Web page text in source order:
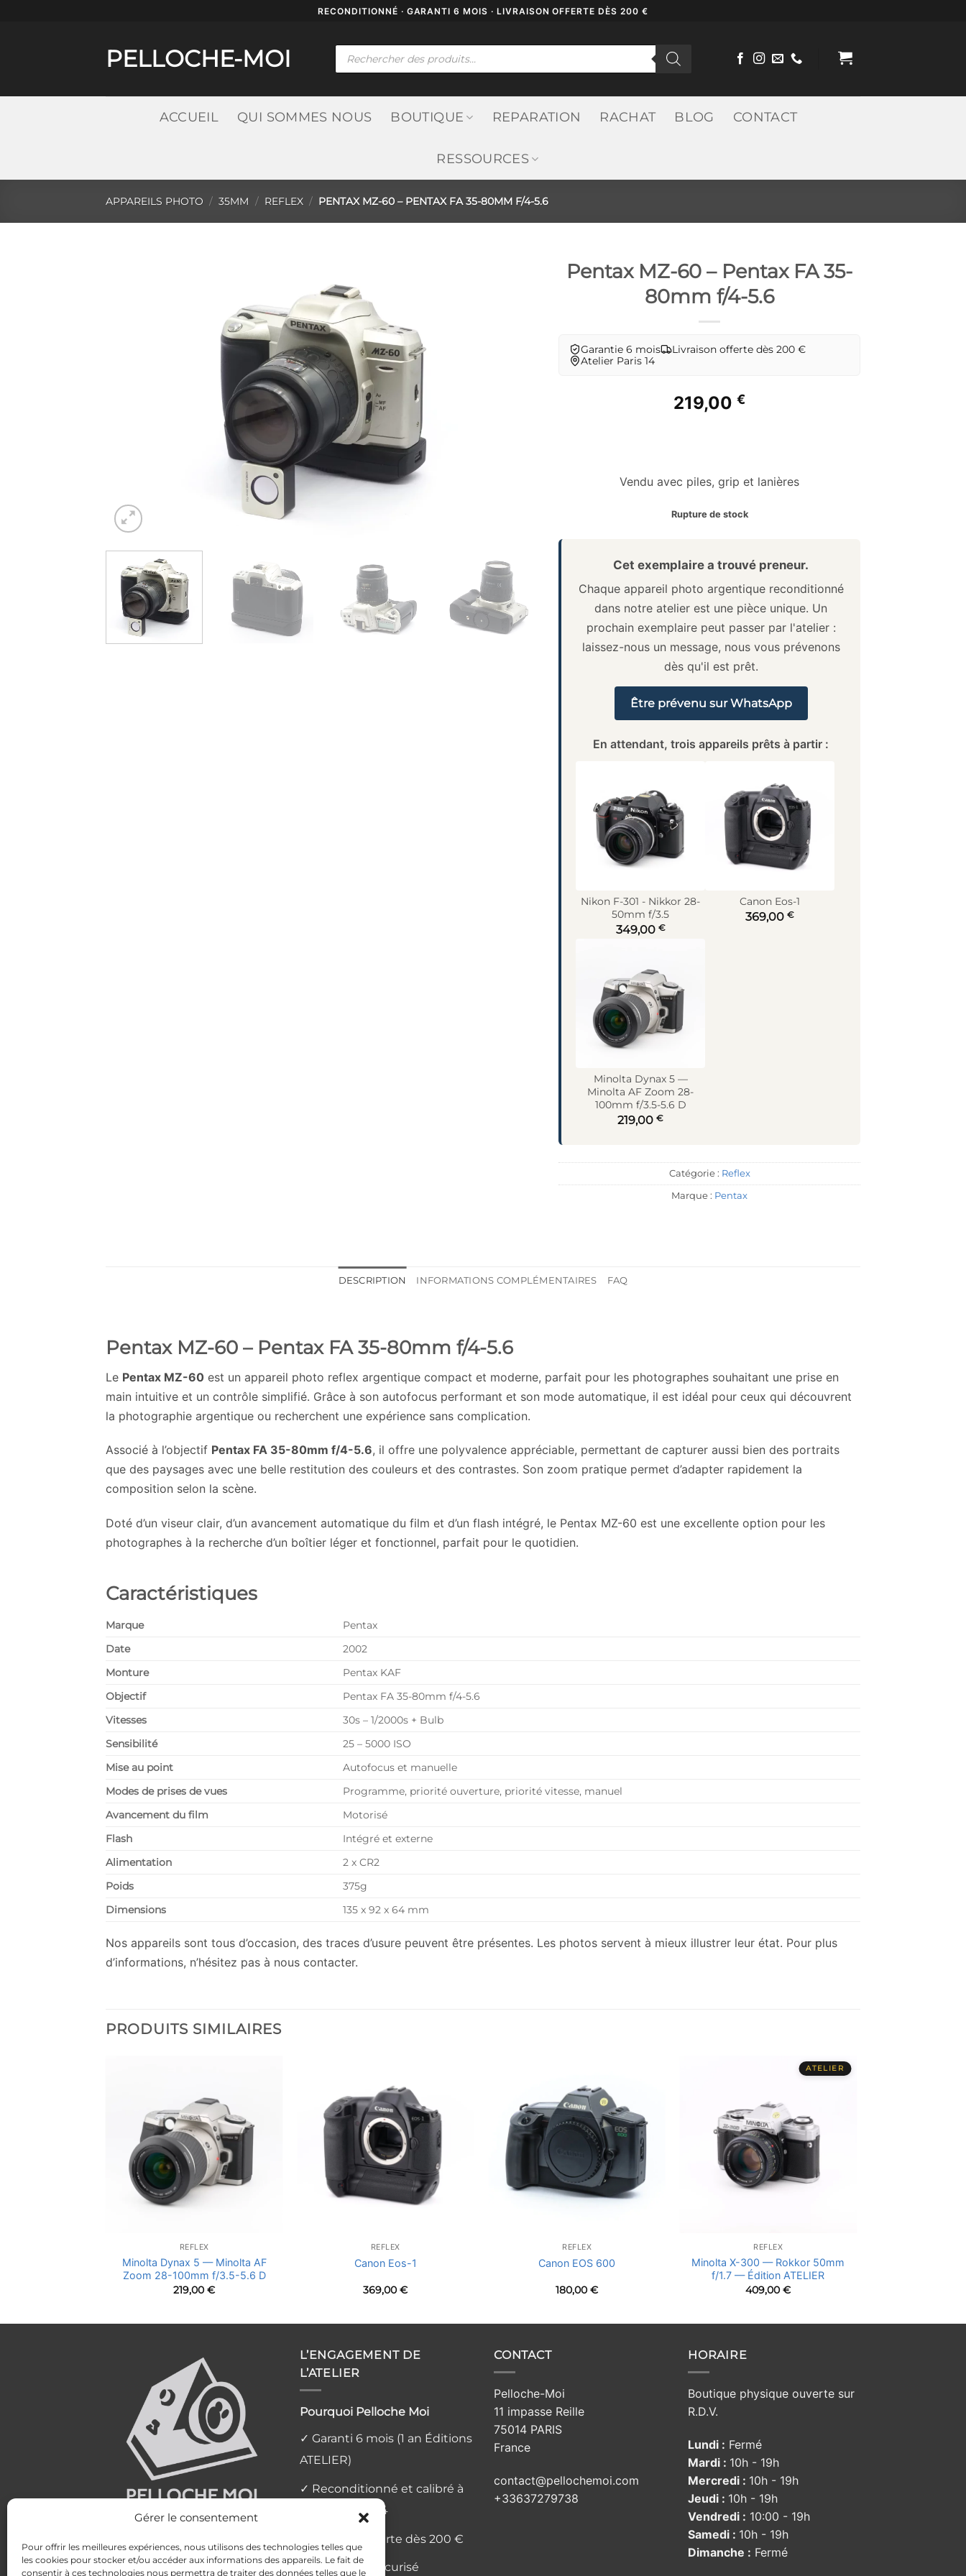
Gérer le consentement
Pour offrir les meilleures expériences, nous utilisons des technologies telles que
les cookies pour stocker et/ou accéder aux informations des appareils. Le fait de
consentir à ces technologies nous permettra de traiter des données telles que le
RECONDITIONNÉ · GARANTI 6 MOIS · LIVRAISON OFFERTE DÈS 200 €
PELLOCHE-MOI
Recherche
ACCUEIL QUI SOMMES NOUS BOUTIQUE REPARATION RACHAT BLOG CONTACT
RESSOURCES
APPAREILS PHOTO / 35MM / REFLEX / PENTAX MZ-60 – PENTAX FA 35-80MM F/4-5.6
Pentax MZ-60 – Pentax FA 35-
80mm f/4-5.6
Garantie 6 mois
Livraison offerte dès 200 €
Atelier Paris 14
219,00 €
Vendu avec piles, grip et lanières
Rupture de stock
Cet exemplaire a trouvé preneur.
Chaque appareil photo argentique reconditionné
dans notre atelier est une pièce unique. Un
prochain exemplaire peut passer par l'atelier :
laissez-nous un message, nous vous prévenons
dès qu'il est prêt.
Être prévenu sur WhatsApp
En attendant, trois appareils prêts à partir :
Nikon F-301 - Nikkor 28-
50mm f/3.5
349,00 €
Canon Eos-1
369,00 €
Minolta Dynax 5 —
Minolta AF Zoom 28-
100mm f/3.5-5.6 D
219,00 €
Catégorie : Reflex
Marque : Pentax
DESCRIPTION INFORMATIONS COMPLÉMENTAIRES FAQ
Pentax MZ-60 – Pentax FA 35-80mm f/4-5.6
Le Pentax MZ-60 est un appareil photo reflex argentique compact et moderne, parfait pour les photographes souhaitant une prise en
main intuitive et un contrôle simplifié. Grâce à son autofocus performant et son mode automatique, il est idéal pour ceux qui découvrent
la photographie argentique ou recherchent une expérience sans complication.
Associé à l’objectif Pentax FA 35-80mm f/4-5.6, il offre une polyvalence appréciable, permettant de capturer aussi bien des portraits
que des paysages avec une belle restitution des couleurs et des contrastes. Son zoom pratique permet d’adapter rapidement la
composition selon la scène.
Doté d’un viseur clair, d’un avancement automatique du film et d’un flash intégré, le Pentax MZ-60 est une excellente option pour les
photographes à la recherche d’un boîtier léger et fonctionnel, parfait pour le quotidien.
Caractéristiques
Marque
Pentax
Date
2002
Monture
Pentax KAF
Objectif
Pentax FA 35-80mm f/4-5.6
Vitesses
30s – 1/2000s + Bulb
Sensibilité
25 – 5000 ISO
Mise au point
Autofocus et manuelle
Modes de prises de vues
Programme, priorité ouverture, priorité vitesse, manuel
Avancement du film
Motorisé
Flash
Intégré et externe
Alimentation
2 x CR2
Poids
375g
Dimensions
135 x 92 x 64 mm
Nos appareils sont tous d’occasion, des traces d’usure peuvent être présentes. Les photos servent à mieux illustrer leur état. Pour plus
d’informations, n’hésitez pas à nous contacter.
PRODUITS SIMILAIRES
REFLEX
Minolta Dynax 5 — Minolta AF
Zoom 28-100mm f/3.5-5.6 D
219,00€
REFLEX
Canon Eos-1
369,00€
REFLEX
Canon EOS 600
180,00€
REFLEX
Minolta X-300 — Rokkor 50mm
f/1.7 — Édition ATELIER
409,00€
L’ENGAGEMENT DE
L’ATELIER
Pourquoi Pelloche Moi
✓ Garanti 6 mois (1 an Éditions
ATELIER)
✓ Reconditionné et calibré à
l'atelier, Paris 14
✓ Livraison offerte dès 200 €
✓ Paiement sécurisé
CONTACT
Pelloche-Moi
11 impasse Reille
75014 PARIS
France
contact@pellochemoi.com
+33637279738
HORAIRE
Boutique physique ouverte sur
R.D.V.
Lundi : Fermé
Mardi : 10h - 19h
Mercredi : 10h - 19h
Jeudi : 10h - 19h
Vendredi : 10:00 - 19h
Samedi : 10h - 19h
Dimanche : Fermé